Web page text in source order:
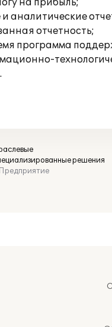
на прибыль;
аналитические
отчетность;
программа
решения